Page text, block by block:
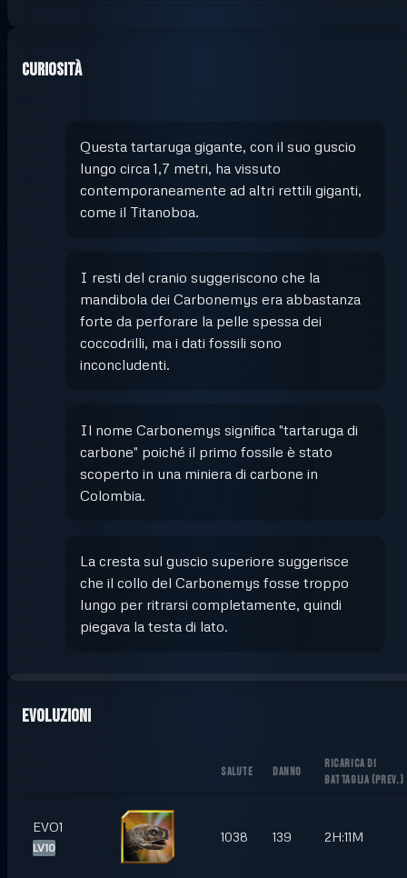
Curiosità
Questa tartaruga gigante, con il suo guscio
lungo circa 1,7 metri, ha vissuto
contemporaneamente ad altri rettili giganti,
come il Titanoboa.
I resti del cranio suggeriscono che la
mandibola dei Carbonemys era abbastanza
forte da perforare la pelle spessa dei
coccodrilli, ma i dati fossili sono
inconcludenti.
Il nome Carbonemys significa "tartaruga di
carbone" poiché il primo fossile è stato
scoperto in una miniera di carbone in
Colombia.
La cresta sul guscio superiore suggerisce
che il collo del Carbonemys fosse troppo
lungo per ritrarsi completamente, quindi
piegava la testa di lato.
Evoluzioni
SALUTE DANNO
RICARICA DI
BATTAGLIA (PREV.)
EVO1
LV10
1038 139 2H:11M